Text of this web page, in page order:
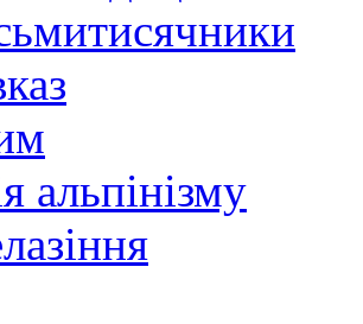
альпінізму